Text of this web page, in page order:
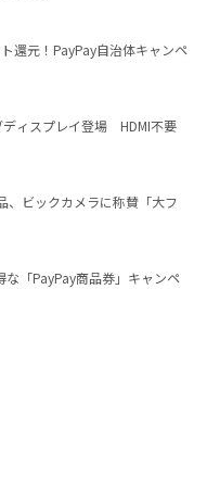
還元！PayPay自治体キャンペ
ディスプレイ登場 HDMI不要
、ビックカメラに称賛「大フ
な「PayPay商品券」キャンペ